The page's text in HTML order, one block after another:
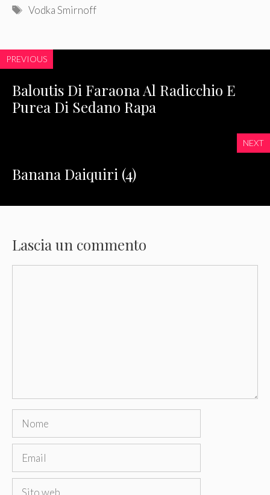
Tag
Vodka Smirnoff
PREVIOUS
Baloutis Di Faraona Al Radicchio E
Purea Di Sedano Rapa
NEXT
Banana Daiquiri (4)
Lascia un commento
Nome
Email
Sito